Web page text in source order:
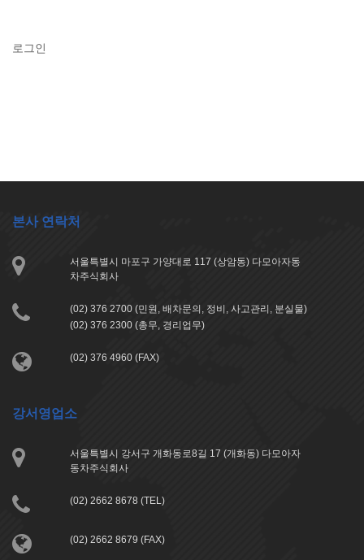
로그인
본사 연락처
서울특별시 마포구 가양대로 117 (상암동) 다모아자동
차주식회사
(02) 376 2700 (민원, 배차문의, 정비, 사고관리, 분실물)
(02) 376 2300 (총무, 경리업무)
(02) 376 4960 (FAX)
강서영업소
서울특별시 강서구 개화동로8길 17 (개화동) 다모아자
동차주식회사
(02) 2662 8678 (TEL)
(02) 2662 8679 (FAX)